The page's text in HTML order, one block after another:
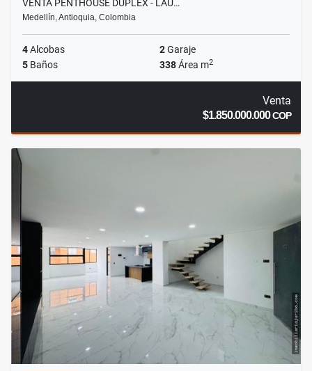
VENTA PENTHOUSE DUPLEX - LAU…
Medellín, Antioquia, Colombia
4Alcobas 2Garaje
5 Baños 338Área m2
Venta
$1.850.000.000COP